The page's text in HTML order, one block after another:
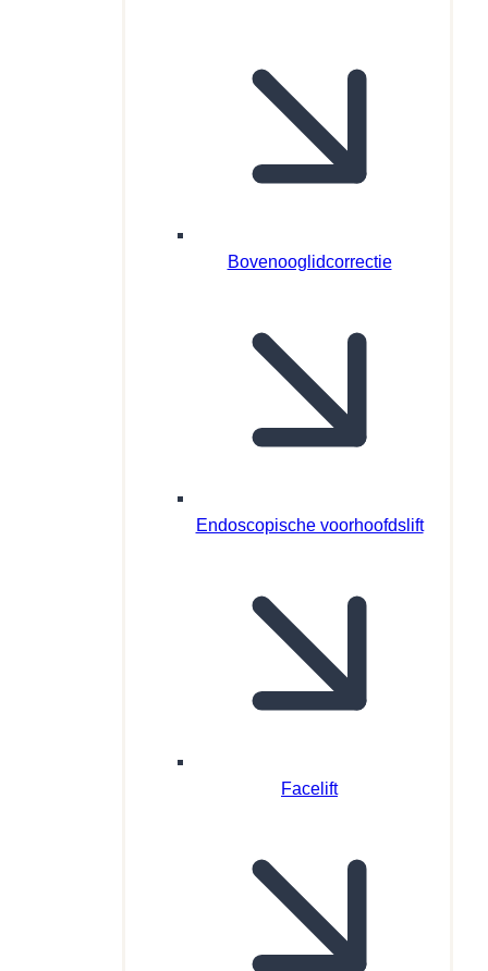
Bovenooglidcorrectie
Endoscopische voorhoofdslift
Facelift